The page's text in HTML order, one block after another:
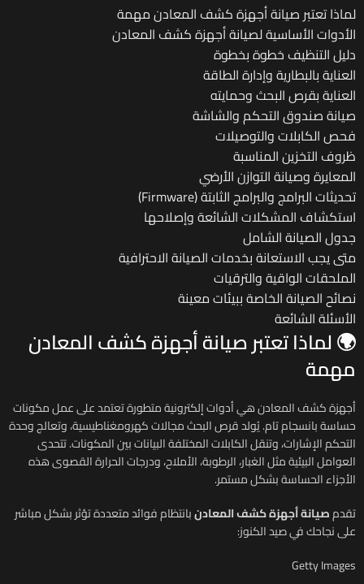
لماذا تعتبر صيانة أجهزة كشف المعادن مهمة
الأدوات الأساسية لصيانة أجهزة كشف المعادن
دليل التنظيف خطوة بخطوة
العناية بالبطارية وإدارة الطاقة
العناية بقرص البحث وحمايته
صيانة صندوق التحكم والشاشة
فحص الكابلات والتوصيلات
ظروف التخزين المناسبة
المعايرة وصيانة التوازن الأرضي
تحديثات البرامج والبرامج الثابتة (Firmware)
استكشاف المشكلات الشائعة وإصلاحها
جدول الصيانة الشامل
متى يجب الاستعانة بخدمات الصيانة الاحترافية
الملحقات الواقية والترقيات
نصائح الصيانة الخاصة ببيئات معينة
الأسئلة الشائعة
🌍 لماذا تعتبر صيانة أجهزة كشف المعادن
مهمة
أجهزة كشف المعادن هي أدوات إلكترونية متطورة تعتمد على عمل مكونات
حساسة بانسجام تام. يُولد قرص البحث مجالات كهرومغناطيسية، وتعالج وحدة
التحكم الإشارات، وتنقل الكابلات المختلفة البيانات بين المكونات. تتحدى
العوامل البيئية مثل الغبار، الرطوبة، الأملاح، ودرجات الحرارة القصوى هذه
الأجزاء الحساسة بشكل مستمر.
تقدمصيانة أجهزة كشف المعادنبانتظام فوائد متعددة تؤثر بشكل مباشر
على نجاحك في صيد الكنوز:
Getty Images